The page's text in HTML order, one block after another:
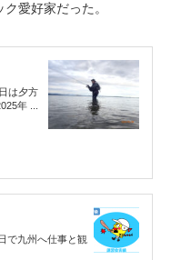
愛好家だった。
は夕方
年 ...
で九州へ仕事と観